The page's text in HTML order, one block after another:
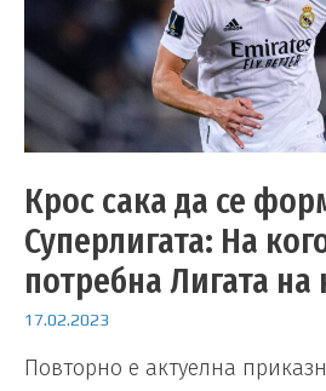
Крос сака да се
Суперлигата: На
потребна Лигата на
17.02.2023
Повторно е актуелна